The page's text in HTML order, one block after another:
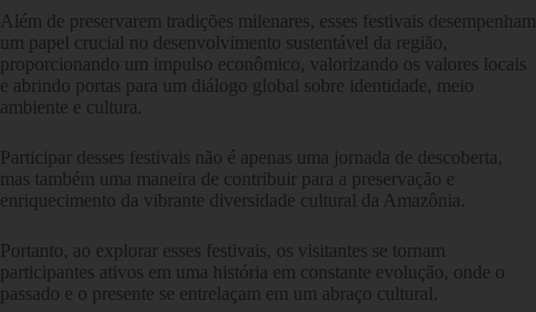
Além de preservarem tradições milenares, esses festivais desempenham
um papel crucial no desenvolvimento sustentável da região,
proporcionando um impulso econômico, valorizando os valores locais
e abrindo portas para um diálogo global sobre identidade, meio
ambiente e cultura.
Participar desses festivais não é apenas uma jornada de descoberta,
mas também uma maneira de contribuir para a preservação e
enriquecimento da vibrante diversidade cultural da Amazônia.
Portanto, ao explorar esses festivais, os visitantes se tornam
participantes ativos em uma história em constante evolução, onde o
passado e o presente se entrelaçam em um abraço cultural.